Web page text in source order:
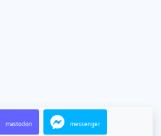
mastodon messenger